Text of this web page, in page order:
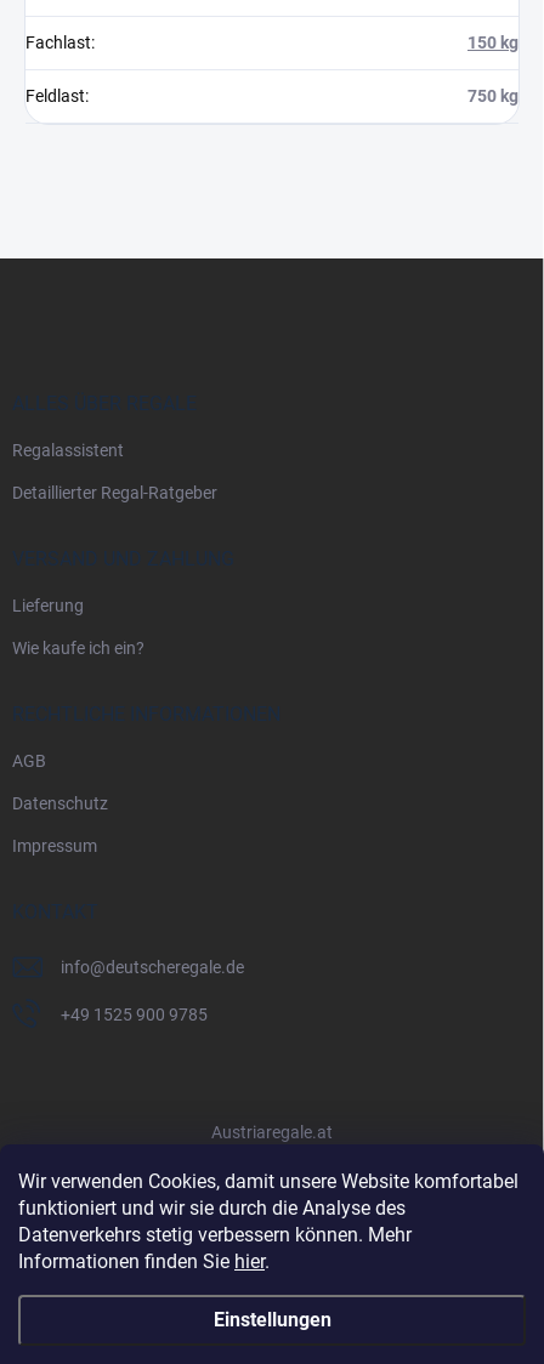
Wir verwenden Cookies, damit unsere Website komfortabel
funktioniert und wir sie durch die Analyse des
Datenverkehrs stetig verbessern können. Mehr
Informationen finden Sie hier.
Einstellungen
Fachlast: 150 kg
Feldlast: 750 kg
ALLES ÜBER REGALE
Regalassistent
Detaillierter Regal-Ratgeber
VERSAND UND ZAHLUNG
Lieferung
Wie kaufe ich ein?
RECHTLICHE INFORMATIONEN
AGB
Datenschutz
Impressum
KONTAKT
info@deutscheregale.de
+49 1525 900 9785
Austriaregale.at